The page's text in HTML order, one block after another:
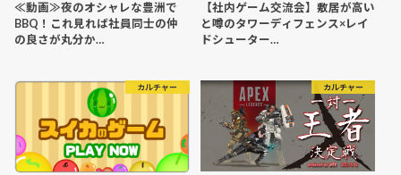
≪動画≫夜のオシャレな豊洲で
BBQ！これ見れば社員同士の仲
の良さが丸分か…
【社内ゲーム交流会】敷居が高い
と噂のタワーディフェンス×レイ
ドシューター…
カルチャー カルチャー